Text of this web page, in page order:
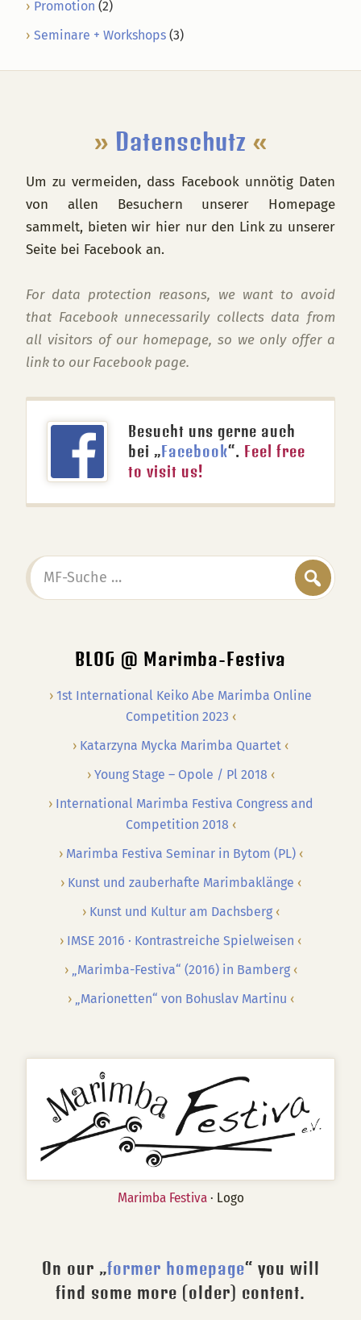
Promotion (2)
Seminare + Workshops (3)
» Datenschutz «
Um zu vermeiden, dass Facebook unnötig Daten
von allen Besuchern unserer Homepage
sammelt, bieten wir hier nur den Link zu unserer
Seite bei Facebook an.
For data protection reasons, we want to avoid
that Facebook unnecessarily collects data from
all visitors of our homepage, so we only offer a
link to our Facebook page.
Besucht uns gerne auch
bei „Facebook“. Feel free
to visit us!
MF-
Suche
BLOG @ Marimba-Festiva
1st International Keiko Abe Marimba Online
Competition 2023
Katarzyna Mycka Marimba Quartet
Young Stage – Opole / Pl 2018
International Marimba Festiva Congress and
Competition 2018
Marimba Festiva Seminar in Bytom (PL)
Kunst und zauberhafte Marimbaklänge
Kunst und Kultur am Dachsberg
IMSE 2016 · Kontrastreiche Spielweisen
„Marimba-Festiva“ (2016) in Bamberg
„Marionetten“ von Bohuslav Martinu
Marimba Festiva· Logo
On our „former homepage“ you will
find some more (older) content.